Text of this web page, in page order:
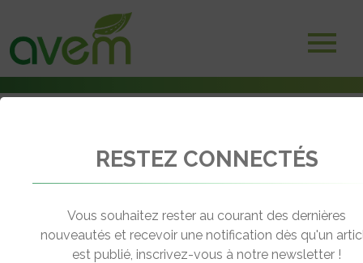
: Page 492
ACTUALITÉS
RESTEZ CONNECTÉS
Vous souhaitez rester au courant des dernières
nouveautés et recevoir une notification dès qu'un
est publié, inscrivez-vous à notre newsletter !